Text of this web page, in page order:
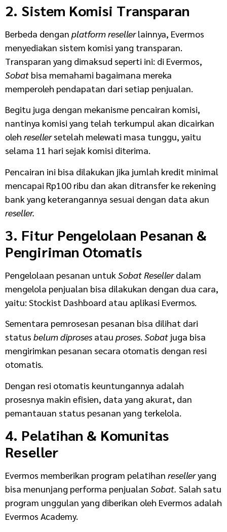
2. Sistem Komisi Transparan
Berbeda dengan platform resellerlainnya, Evermos
menyediakan sistem komisi yang transparan.
Transparan yang dimaksud seperti ini: di Evermos,
Sobat bisa memahami bagaimana mereka
memperoleh pendapatan dari setiap penjualan.
Begitu juga dengan mekanisme pencairan komisi,
nantinya komisi yang telah terkumpul akan dicairkan
oleh resellersetelah melewati masa tunggu, yaitu
selama 11 hari sejak komisi diterima.
Pencairan ini bisa dilakukan jika jumlah kredit minimal
mencapai Rp100 ribu dan akan ditransfer ke rekening
bank yang keterangannya sesuai dengan data akun
reseller.
3. Fitur Pengelolaan Pesanan &
Pengiriman Otomatis
Pengelolaan pesanan untuk Sobat Resellerdalam
mengelola penjualan bisa dilakukan dengan dua cara,
yaitu: Stockist Dashboard atau aplikasi Evermos.
Sementara pemrosesan pesanan bisa dilihat dari
status belum diproses atau proses. Sobat juga bisa
mengirimkan pesanan secara otomatis dengan resi
otomatis.
Dengan resi otomatis keuntungannya adalah
prosesnya makin efisien, data yang akurat, dan
pemantauan status pesanan yang terkelola.
4. Pelatihan & Komunitas
Reseller
Evermos memberikan program pelatihan reselleryang
bisa menunjang performa penjualan Sobat. Salah satu
program unggulan yang diberikan oleh Evermos adalah
Evermos Academy.